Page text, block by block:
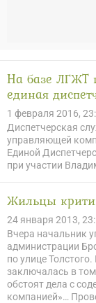
На базе ЛГЖТ
единая
1 февраля 2016,
Диспетчерская
управляющей
Единой
при участии
Жильцы
24 января 2013,
Вчера начальник
администрации
по улице
заключалась в
обстоят дела с
компанией»…